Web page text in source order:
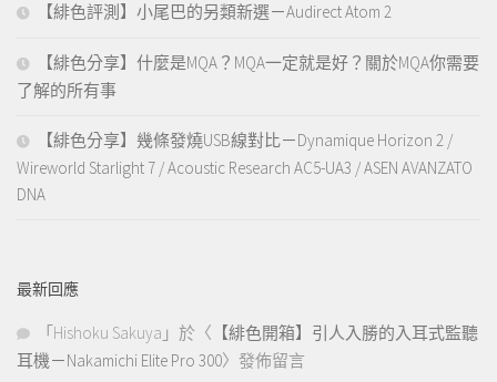
【緋色評測】小尾巴的另類新選－Audirect Atom 2
【緋色分享】什麼是MQA？MQA一定就是好？關於MQA你需要
了解的所有事
【緋色分享】幾條發燒USB線對比－Dynamique Horizon 2 /
Wireworld Starlight 7 / Acoustic Research AC5-UA3 / ASEN AVANZATO
DNA
最新回應
「 Hishoku Sakuya 」於〈 【緋色開箱】引人入勝的入耳式監聽
耳機－Nakamichi Elite Pro 300〉發佈留言